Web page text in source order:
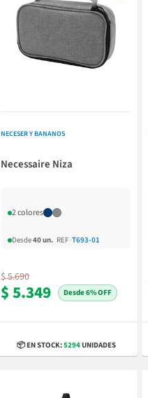
NECESER Y BANANOS
Necessaire Niza
2 colores
Desde40 un. REF ·T693-01
$ 5.690
$ 5.349 6% OFF
📦 EN STOCK:5294UNIDADES